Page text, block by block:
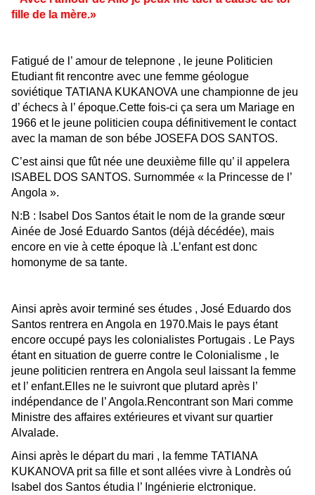
fille de la mère.»
Fatigué de l’ amour de telepnone , le jeune Politicien
Etudiantfit rencontre avec une femme géologue
soviétique TATI ANA KUKANOVA une championne de jeu
d’ échecs à l’ époque.Cette fois-ci ça sera um Mariage en
1966 et le jeune politicien coupa définitivement le contact
avec la maman de son bébe JOSEFA DOS SANTOS.
C’est ainsi que fût née une deuxième fille qu’ il appelera
ISABEL DOS SANTOS. Surnommée « la Princesse de l’
Angola ».
N:B : Isabel Dos Santos était le nom de la grande sœur
Ainée de José Eduardo Santos (déjà décédée), mais
encore en vie à cette époque là .L’enfant est donc
homonyme de sa tante.
Ainsi après avoir terminé ses études , José Eduardo dos
Santos rentrera en Angola en 1970.Mais le pays étant
encore occupé pays les colonialistes Portugais . Le Pays
étant en situation de guerre contre le Colonialisme , le
jeune politicien rentrera en Angola seul laissant la femme
et l’ enfant.Elles ne le suivront que plutard après l’
indépendance de l’ Angola.Rencontrant son Mari comme
Ministre des affaires extérieures et vivant sur quartier
Alvalade.
Ainsi après le départ du mari , la femme TATIANA
KUKANOVA prit sa fille et sont allées vivre à Londrès oú
Isabel dos Santos étudia l’ Ingénierie elctronique.